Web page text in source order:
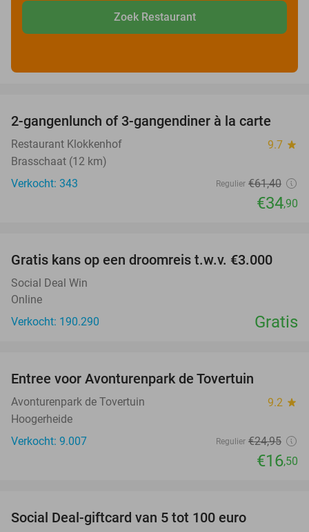
Zoek Restaurant
43%
2-gangenlunch of 3-gangendiner à la carte
Restaurant Klokkenhof 9.7 star
Brasschaat (12 km)
Verkocht: 343
Regulier €61,40
€34,90
Gratis kans op een droomreis t.w.v. €3.000
Social Deal Win
Online
Verkocht: 190.290
Gratis
Entree voor Avonturenpark de Tovertuin
Avonturenpark de Tovertuin 9.2 star
Hoogerheide
Verkocht: 9.007
Regulier €24,95
€16,50
Social Deal-giftcard van 5 tot 100 euro